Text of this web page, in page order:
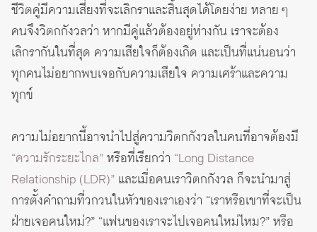
ชีวิตคู่มีความเสี่ยงที่จะเลิกราและสิ้นสุดได้โดยง่าย หลาย ๆ
คนจึงวิตกกังวลว่า หากมีคู่แล้วต้องอยู่ห่างกัน เราจะต้อง
เลิกรากันในที่สุด ความเสียใจก็ต้องเกิด และเป็นที่แน่นอนว่า
ทุกคนไม่อยากพบเจอกับความเสียใจ ความเศร้าและความ
ทุกข์
ความไม่อยากนี้อาจนำไปสู่ความวิตกกังวลในคนที่อาจต้องมี
“ความรักระยะไกล”หรือที่เรียกว่า “Long Distance
Relationship (LDR)” และเมื่อคนเราวิตกกังวล ก็จะนำมาสู่
การตั้งคำถามที่วกวนในหัวของเราเองว่า “เราหรือเขาที่จะเป็น
ฝ่ายเจอคนใหม่?” “แฟนของเราจะไปเจอคนใหม่ไหม?” หรือ